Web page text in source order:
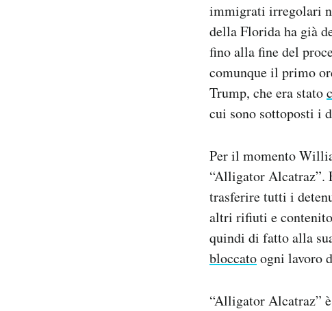
immigrati irregolari
della Florida ha già
fino alla fine del
comunque il primo
Trump, che era stato
cui sono sottoposti i
Per il momento
“Alligator Alcatraz”.
trasferire tutti i
altri rifiuti e
quindi di fatto alla
bloccatoogni lavoro
“Alligator Alcatraz”